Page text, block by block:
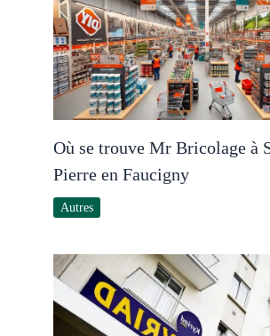
Où se trouve Mr Bricolage à
Pierre en Faucigny
Autres